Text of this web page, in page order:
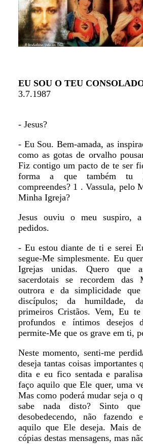
EU SOU O TEU
3.7.1987
- Jesus?
- Eu Sou. Bem-amada, as
como as gotas de orvalho
Fiz contigo um pacto de te ser
forma a que também tu
compreendes? 1 . Vassula, pelo
Minha Igreja?
Jesus ouviu o meu suspiro,
pedidos.
- Eu estou diante de ti e serei
segue-Me simplesmente. Eu
Igrejas unidas. Quero que
sacerdotais se recordem das
outrora e da simplicidade
discípulos; da humildade,
primeiros Cristãos. Vem, Eu
profundos e íntimos desejos
permite-Me que os grave em ti,
Neste momento, senti-me
deseja tantas coisas importantes
dita e eu fico sentada e
faço aquilo que Ele quer, uma
Mas como poderá mudar seja o
sabe nada disto? Sinto que
desobedecendo, não fazendo
aquilo que Ele deseja. Mais de
cópias destas mensagens, mas